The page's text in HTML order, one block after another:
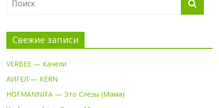
Свежие записи
VERBEE — Качели
АИГЕЛ — KERN
HOFMANNITA — Это Слёзы (Мама)